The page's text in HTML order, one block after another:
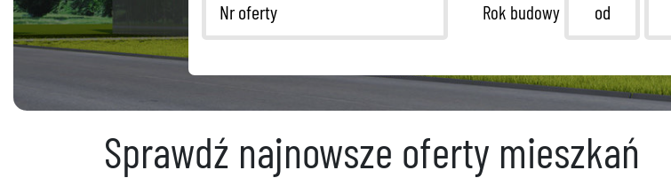
Rok budowy
Sprawdź najnowsze oferty mieszkań